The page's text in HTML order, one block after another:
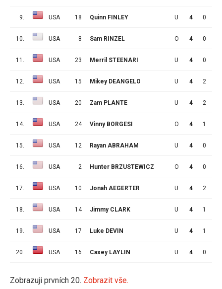
9. USA 18 Quinn FINLEY U 4 0
10. USA 8 Sam RINZEL O 4 0
11. USA 23 Merril STEENARI U 4 0
12. USA 15 Mikey DEANGELO U 4 2
13. USA 20 Zam PLANTE U 4 2
14. USA 24 Vinny BORGESI O 4 1
15. USA 12 Rayan ABRAHAM U 4 0
16. USA 2 Hunter BRZUSTEWICZ O 4 0
17. USA 10 Jonah AEGERTER U 4 2
18. USA 14 Jimmy CLARK U 4 1
19. USA 17 Luke DEVIN U 4 1
20. USA 16 Casey LAYLIN U 4 0
Zobrazuji prvních 20. Zobrazit vše.